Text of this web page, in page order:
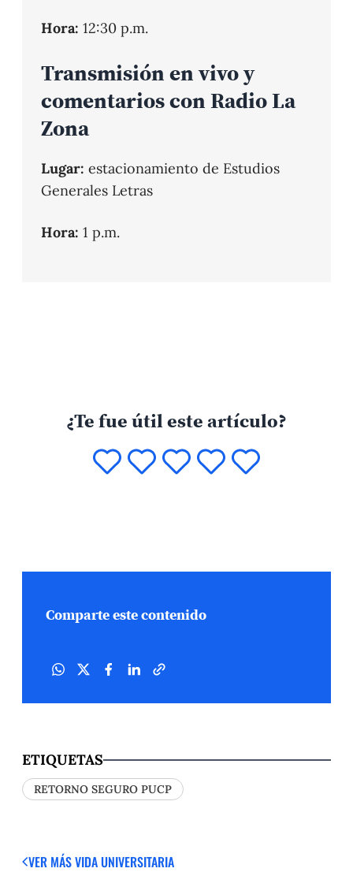
Hora: 12:30 p.m.
Transmisión en vivo y
comentarios con Radio La
Zona
Lugar: estacionamiento de Estudios
Generales Letras
Hora: 1 p.m.
¿Te fue útil este artículo?
Comparte este contenido
ETIQUETAS
RETORNO SEGURO PUCP
VER MÁSVIDA UNIVERSITARIA